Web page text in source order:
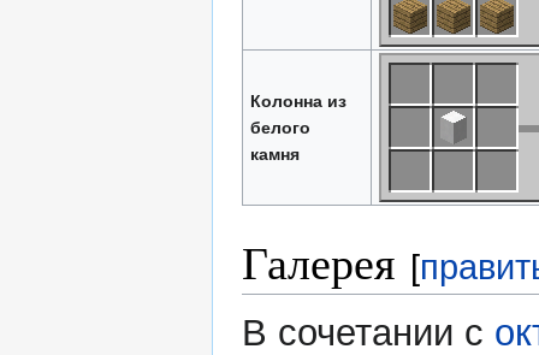
Колонна из
белого
камня
Галерея [
В сочетании с